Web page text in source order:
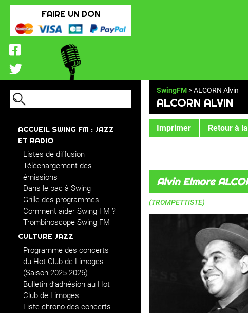
FAIRE UN DON
ACCUEIL SWING FM : JAZZ
ET RADIO
Listes de diffusion
Téléchargement des
émissions
Dans le bac à Swing
Grille des programmes
Comment aider Swing FM ?
Trombinoscope Swing FM
CULTURE JAZZ
Programme des concerts
du Hot Club de Limoges
(Saison 2025-2026)
Bulletin d’adhésion au Hot
Club de Limoges
Liste chrono des concerts
SwingFM > ALCORN Alvin
ALCORN ALVIN
Imprimer Retour à
Alvin Elmore
(TROMPETTISTE)